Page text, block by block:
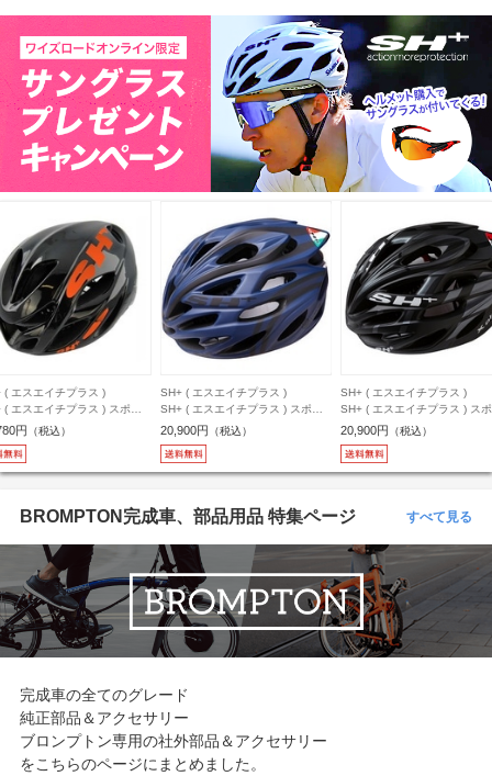
( エスエイチプラス )
( エスエイチプラス ) スポー
メット SHIROCCO ( シロッ
61cm )
円 （税込）
SH+ ( エスエイチプラス )
SH+ ( エスエイチプラス ) スポー
ツヘルメット SHABLI S-LINE ( シ
マット / ブラック ワンサイズ ( 55-
60cm )
20,900円 （税込）
SH+ ( エスエイチプラス )
SH+ ( エスエイチプラス ) ス
ツヘルメット SHABLI X-
ブラック / アンスラサイト ワ
イズ ( 55-60cm )
20,900円 （税込）
BROMPTON完成車、部品用品 特集ページ すべて見る
完成車の全てのグレード
純正部品＆アクセサリー
ブロンプトン専用の社外部品＆アクセサリー
をこちらのページにまとめました。